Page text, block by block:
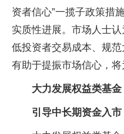
资者信心”一揽子政策措
实质性进展。市场人士
低投资者交易成本、规
有助于提振市场信心，将
大力发展权益类基金
引导中长期资金入市